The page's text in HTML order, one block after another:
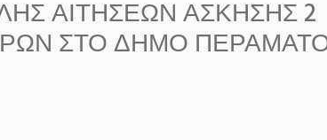
ΑΙΤΗΣΕΩΝ ΑΣΚΗΣΗΣ 2
ΣΤΟ ΔΗΜΟ